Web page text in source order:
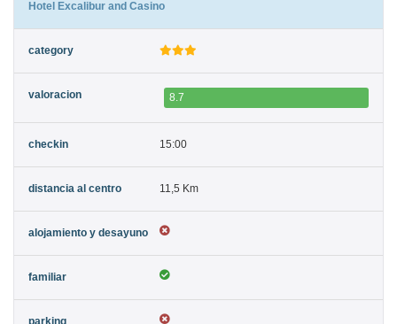
Hotel Excalibur and Casino
8.7
15:00
11,5 Km